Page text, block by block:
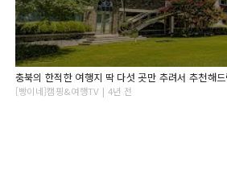
[빵이네]캠핑&여행TV | 4년 전